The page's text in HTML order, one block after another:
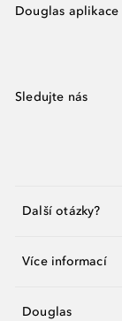
Douglas aplikace
Sledujte nás
Další otázky?
Více informací
Douglas